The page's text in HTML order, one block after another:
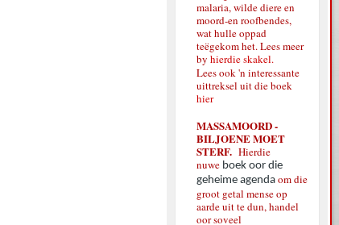
malaria, wilde diere en
moord-en roofbendes,
wat hulle oppad
teëgekom het. Lees meer
by hierdie skakel.
Lees ook 'n interessante
uittreksel uit die boek
hier
MASSAMOORD -
BILJOENE MOET
STERF. Hierdie
nuwe boek oor die
geheime agenda om die
groot getal mense op
aarde uit te dun, handel
oor soveel